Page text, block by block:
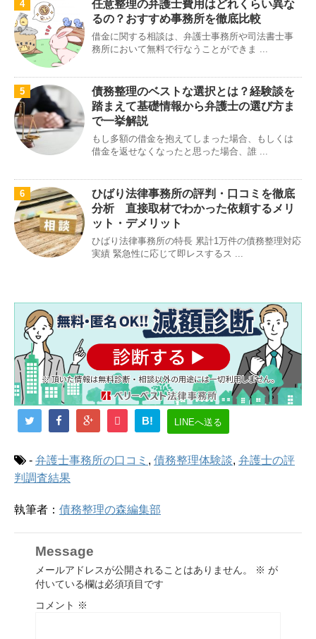
4
任意整理の弁護士費用はどれくらい異な
るの？おすすめ事務所を徹底比較
借金に関する相談は、弁護士事務所や司法書士事
務所において無料で行なうことができま ...
5
債務整理のベストな選択とは？経験談を
踏まえて基礎情報から弁護士の選び方ま
で一挙解説
もし多額の借金を抱えてしまった場合、もしくは
借金を返せなくなったと思った場合、誰 ...
6
ひばり法律事務所の評判・口コミを徹底
分析 直接取材でわかった依頼するメリ
ット・デメリット
ひばり法律事務所の特長 累計1万件の債務整理対応
実績 緊急性に応じて即レスするス ...
B! LINEへ送る
- 弁護士事務所の口コミ , 債務整理体験談, 弁護士の評
判調査結果
執筆者： 債務整理の森編集部
Message
メールアドレスが公開されることはありません。 ※ が
付いている欄は必須項目です
コメント ※